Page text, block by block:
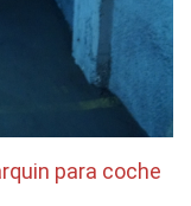
para coche